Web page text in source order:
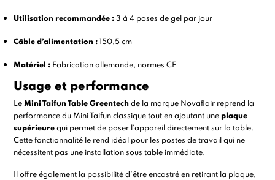
Utilisation recommandée : 3 à 4 poses de gel par jour
Câble d’alimentation : 150,5 cm
Matériel : Fabrication allemande, normes CE
Usage et performance
LeMini Taifun Table Greentech de la marque Novaflair reprend la
performance du Mini Taifun classique tout en ajoutant une plaque
supérieure qui permet de poser l’appareil directement sur la table.
Cette fonctionnalité le rend idéal pour les postes de travail qui ne
nécessitent pas une installation sous table immédiate.
Il offre également la possibilité d’être encastré en retirant la plaque,